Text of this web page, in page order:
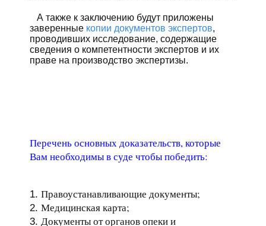
А также к заключению будут приложены
заверенные копии документов экспертов,
проводивших исследование, содержащие
сведения о компетентности экспертов и их
праве на производство экспертизы.
Перечень основных доказательств, которые
Вам необходимы в суде чтобы победить:
Правоустанавливающие документы;
Медицинская карта;
Документы от органов опеки и